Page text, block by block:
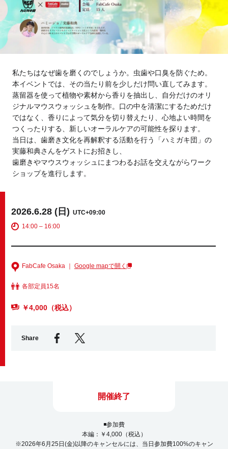
Nagoya Kyoto
Hida
Chiba
Fukushima Taipei
Toulouse Strasbourg
Kuala Lumpur Bangkok
Mexico City
私たちはなぜ歯を磨くのでしょうか。虫歯や口臭を防ぐため。
本イベントでは、その当たり前を少しだけ問い直してみます。
蒸留器を使って植物や素材から香りを抽出し、自分だけのオリ
ジナルマウスウォッシュを制作。口の中を清潔にするためだけ
ではなく、香りによって気分を切り替えたり、心地よい時間を
つくったりする、新しいオーラルケアの可能性を探ります。
当日は、歯磨き文化を再解釈する活動を行う「ハミガキ団」の
実藤和典さんをゲストにお招きし、
歯磨きやマウスウォッシュにまつわるお話を交えながらワーク
ショップを進行します。
2026.6.28 (日) UTC+09:00
14:00 – 16:00
FabCafe Osaka ｜ Google mapで開く
各部定員15名
￥4,000（税込）
Share
開催終了
◾️参加費
本編：￥4,000（税込）
※2026年6月25日(金)以降のキャンセルには、当日参加費100%のキャン